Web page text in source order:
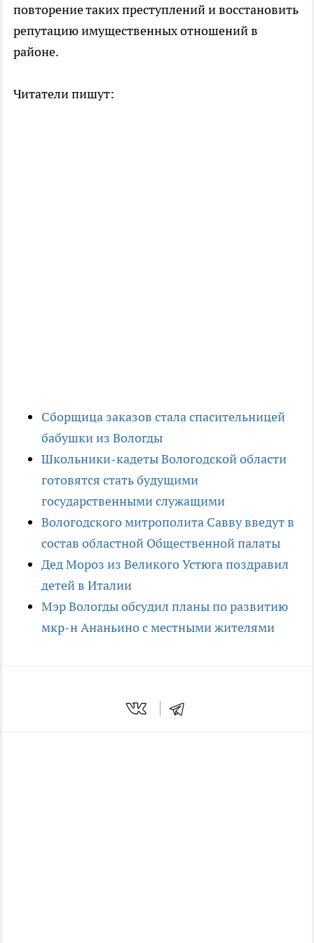
повторение таких преступлений и восстановить
репутацию имущественных отношений в
районе.
Читатели пишут:
Сборщица заказов стала спасительницей
бабушки из Вологды
Школьники-кадеты Вологодской области
готовятся стать будущими
государственными служащими
Вологодского митрополита Савву введут в
состав областной Общественной палаты
Дед Мороз из Великого Устюга поздравил
детей в Италии
Мэр Вологды обсудил планы по развитию
мкр-н Ананьино с местными жителями